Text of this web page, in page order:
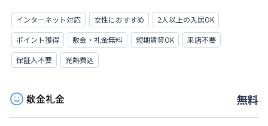
インターネット対応 女性におすすめ
2人以上の入居OK
ポイント獲得
敷金・礼金無料 短期賃貸OK
来店不要
保証人不要
光熱費込
敷金礼金 無料